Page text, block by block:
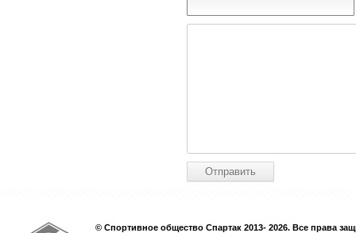
© Спортивное общество Спартак 2013- 2026. Все права